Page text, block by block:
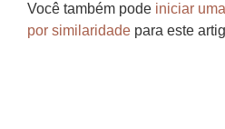
Você também pode iniciar
por similaridade para este